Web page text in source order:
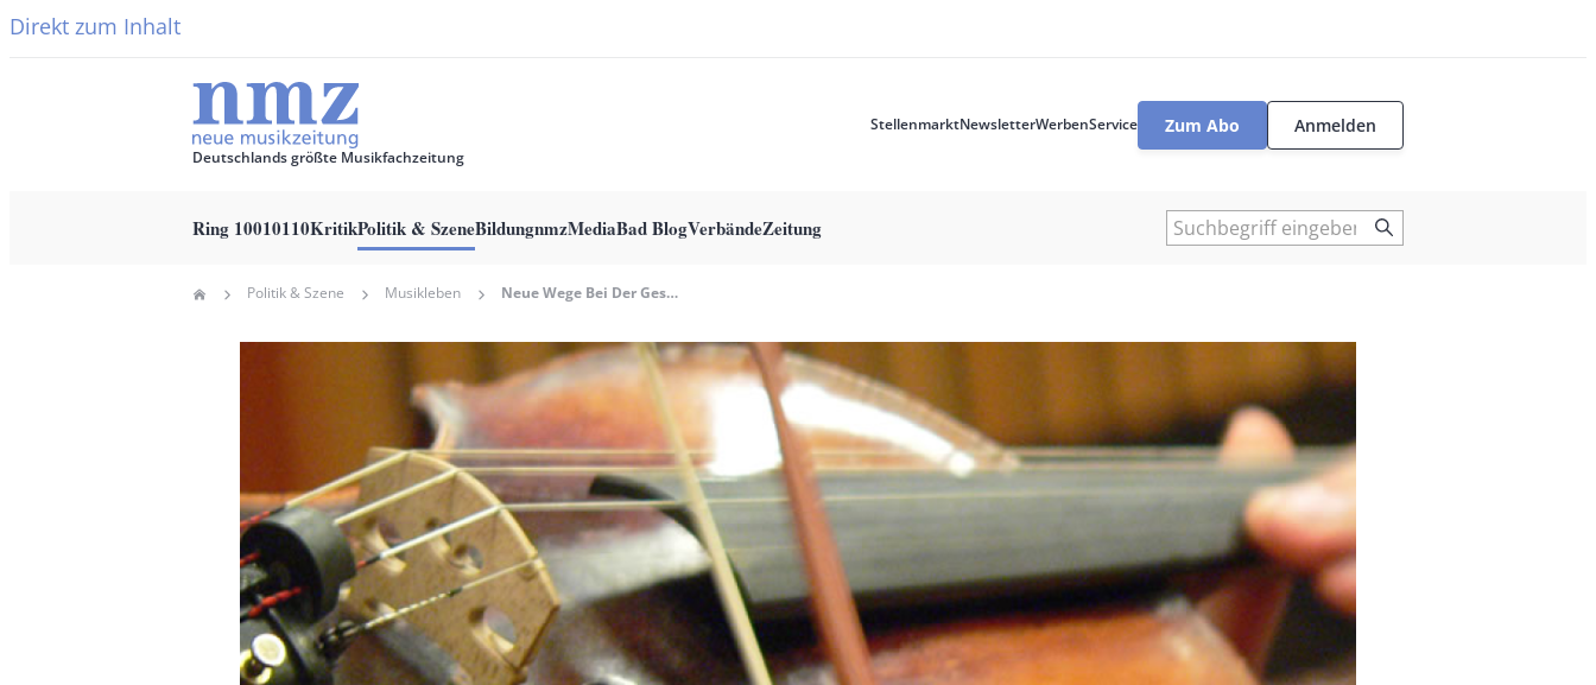
Direkt zum Inhalt
Deutschlands größte Musikfachzeitung
StellenmarktNewsletterWerbenService
User
Zum Abo Anmelden
navigation
Ring 10010110KritikPolitik & SzeneBildungnmzMediaBad BlogVerbändeZeitung Suche
Pfadnavigation
Home Politik & Szene Musikleben Neue Wege Bei Der Gesundheitsprävention Von Musiker:innen
Hauptbild